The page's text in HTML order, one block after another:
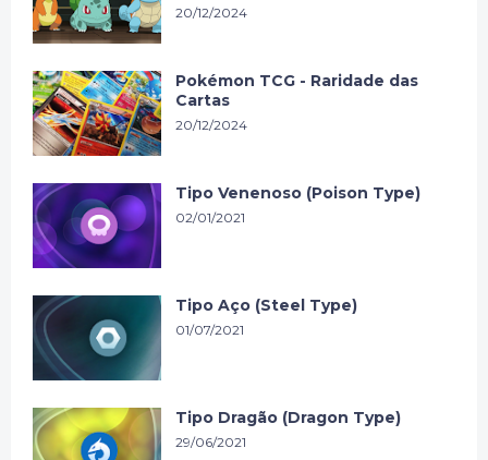
20/12/2024
Pokémon TCG - Raridade das
Cartas
20/12/2024
Tipo Venenoso (Poison Type)
02/01/2021
Tipo Aço (Steel Type)
01/07/2021
Tipo Dragão (Dragon Type)
29/06/2021